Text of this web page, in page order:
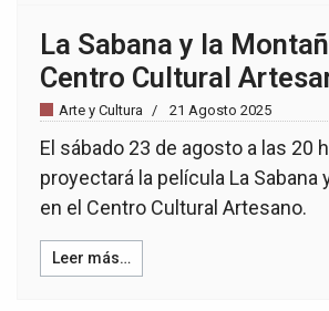
La Sabana y la
Centro Cultural
Arte y Cultura 21 Agosto 2025
El sábado 23 de agosto a las 20
proyectará la película La Sabana
en el Centro Cultural Artesano.
Leer más…